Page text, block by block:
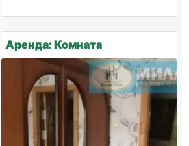
Аренда: Комната